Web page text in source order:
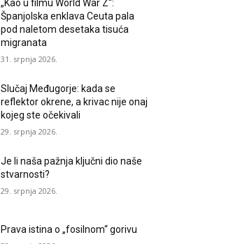
„Kao u filmu World War Z“:
Španjolska enklava Ceuta pala
pod naletom desetaka tisuća
migranata
31. srpnja 2026.
Slučaj Međugorje: kada se
reflektor okrene, a krivac nije onaj
kojeg ste očekivali
29. srpnja 2026.
Je li naša pažnja ključni dio naše
stvarnosti?
29. srpnja 2026.
Prava istina o „fosilnom“ gorivu